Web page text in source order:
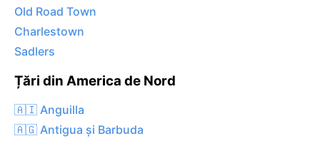
Old Road Town
Charlestown
Sadlers
Țări din America de Nord
🇦🇮 Anguilla
🇦🇬 Antigua și Barbuda